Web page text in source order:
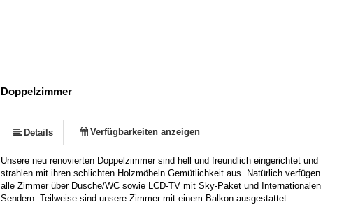
Doppelzimmer
Details Verfügbarkeiten anzeigen
Unsere neu renovierten Doppelzimmer sind hell und freundlich eingerichtet und
strahlen mit ihren schlichten Holzmöbeln Gemütlichkeit aus. Natürlich verfügen
alle Zimmer über Dusche/WC sowie LCD-TV mit Sky-Paket und Internationalen
Sendern. Teilweise sind unsere Zimmer mit einem Balkon ausgestattet.